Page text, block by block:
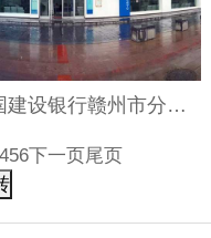
中国建设银行赣州市分行18县网点
456下一页尾页